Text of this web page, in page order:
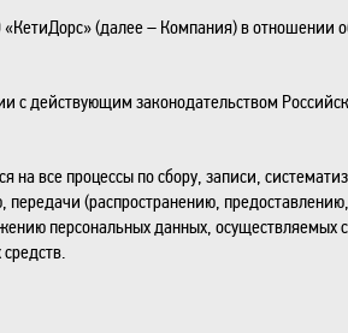
(далее – Компания) в отношении
с действующим законодательством
на все процессы по сбору, записи,
(распространению,
персональных данных, осуществляемых